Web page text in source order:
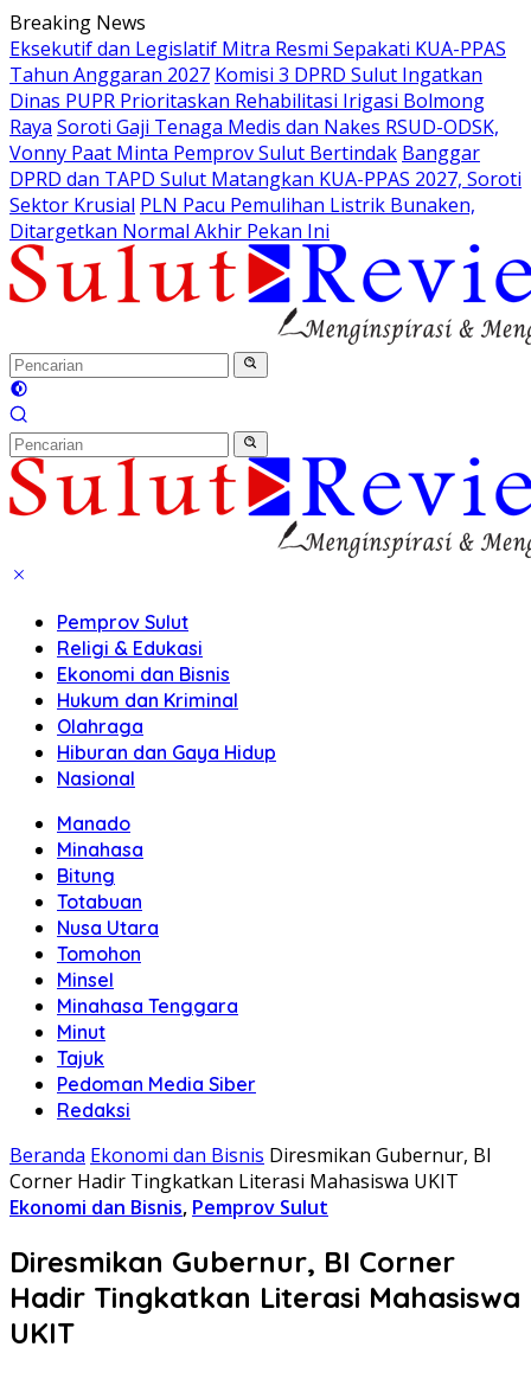
Langsung
ke
konten
Breaking News
Eksekutif dan Legislatif Mitra Resmi Sepakati KUA-PPAS
Tahun Anggaran 2027 Komisi 3 DPRD Sulut Ingatkan
Dinas PUPR Prioritaskan Rehabilitasi Irigasi Bolmong
Raya Soroti Gaji Tenaga Medis dan Nakes RSUD-ODSK,
Vonny Paat Minta Pemprov Sulut Bertindak Banggar
DPRD dan TAPD Sulut Matangkan KUA-PPAS 2027, Soroti
Sektor Krusial PLN Pacu Pemulihan Listrik Bunaken,
Ditargetkan Normal Akhir Pekan Ini
Pemprov Sulut
Religi & Edukasi
Ekonomi dan Bisnis
Hukum dan Kriminal
Olahraga
Hiburan dan Gaya Hidup
Nasional
Manado
Minahasa
Bitung
Totabuan
Nusa Utara
Tomohon
Minsel
Minahasa Tenggara
Minut
Tajuk
Pedoman Media Siber
Redaksi
Beranda Ekonomi dan Bisnis Diresmikan Gubernur, BI
Corner Hadir Tingkatkan Literasi Mahasiswa UKIT
Ekonomi dan Bisnis, Pemprov Sulut
Diresmikan Gubernur, BI Corner
Hadir Tingkatkan Literasi Mahasiswa
UKIT